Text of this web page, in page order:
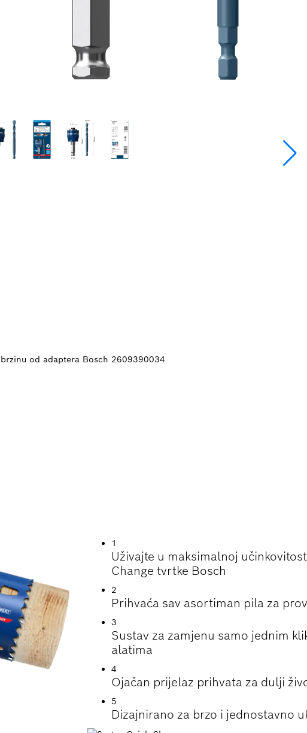
od adaptera Bosch 2609390034
1
Uživajte u maksimalnoj
Change tvrtke Bosch
2
Prihvaća sav asortiman pila za
3
Sustav za zamjenu samo jednim
alatima
4
Ojačan prijelaz prihvata za dulji
5
Dizajnirano za brzo i jednostavno